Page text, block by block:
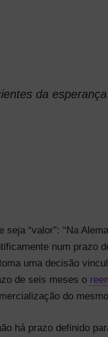
da
“valor”: “Na
num prazo
uma decisão
de seis meses o
do
há prazo definido